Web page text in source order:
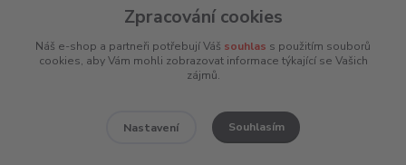
Mimosoudní řešení sporů ADR
Zpracování cookies
Náš e-shop a partneři potřebují Váš souhlas s použitím souborů
cookies, aby Vám mohli zobrazovat informace týkající se Vašich
zájmů.
Nastavení Souhlasím